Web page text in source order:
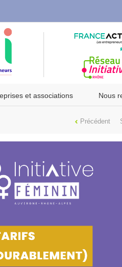
et associations Nous
Précédent